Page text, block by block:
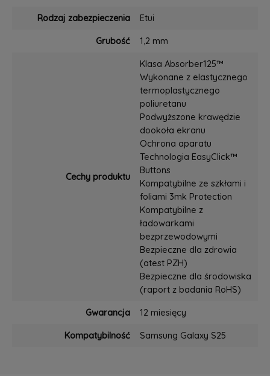
Rodzaj zabezpieczenia
Etui
Grubość
1,2 mm
Cechy produktu
Klasa Absorber125™
Wykonane z elastycznego
termoplastycznego
poliuretanu
Podwyższone krawędzie
dookoła ekranu
Ochrona aparatu
Technologia EasyClick™
Buttons
Kompatybilne ze szkłami i
foliami 3mk Protection
Kompatybilne z
ładowarkami
bezprzewodowymi
Bezpieczne dla zdrowia
(atest PZH)
Bezpieczne dla środowiska
(raport z badania RoHS)
Gwarancja
12 miesięcy
Kompatybilność
Samsung Galaxy S25